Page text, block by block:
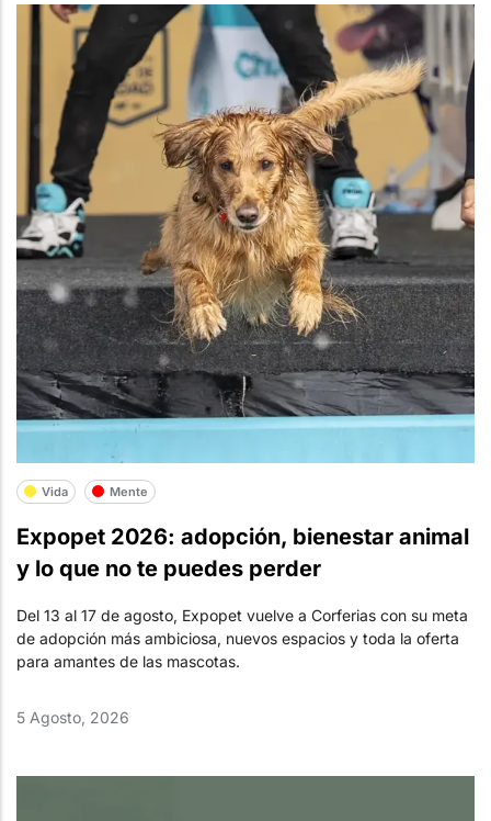
Vida Mente
Expopet 2026: adopción, bienestar animal
y lo que no te puedes perder
Del 13 al 17 de agosto, Expopet vuelve a Corferias con su meta
de adopción más ambiciosa, nuevos espacios y toda la oferta
para amantes de las mascotas.
5 Agosto, 2026